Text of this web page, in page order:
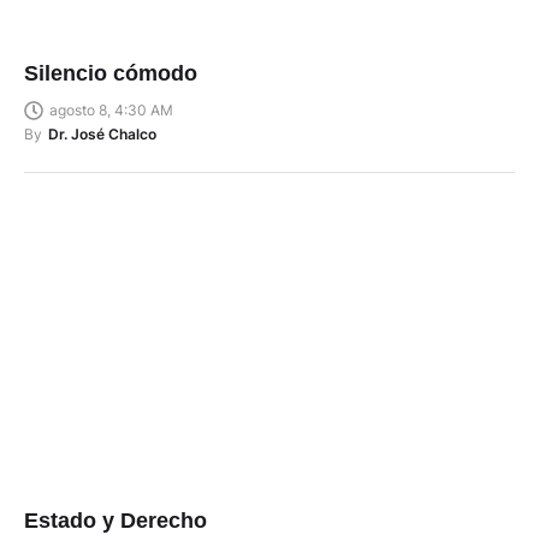
Silencio cómodo
agosto 8, 4:30 AM
By Dr. José Chalco
Estado y Derecho